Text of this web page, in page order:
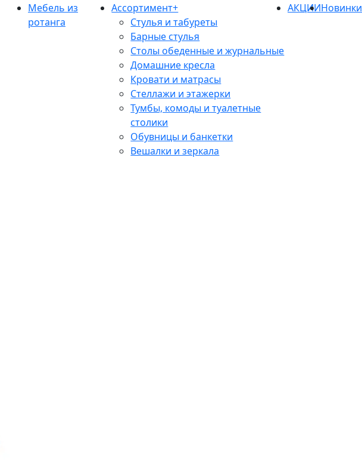
Мебель из
ротанга
Ассортимент+
Стулья и табуреты
Барные стулья
Столы обеденные и журнальные
Домашние кресла
Кровати и матрасы
Стеллажи и этажерки
Тумбы, комоды и туалетные
столики
Обувницы и банкетки
Вешалки и зеркала
АКЦИИНовинки